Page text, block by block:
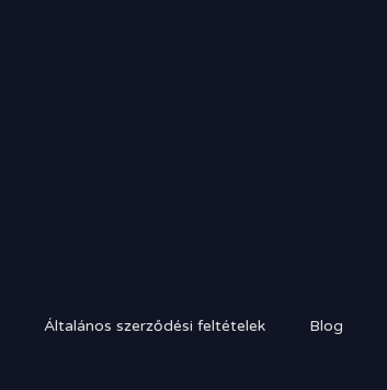
Általános szerződési feltételek Blog